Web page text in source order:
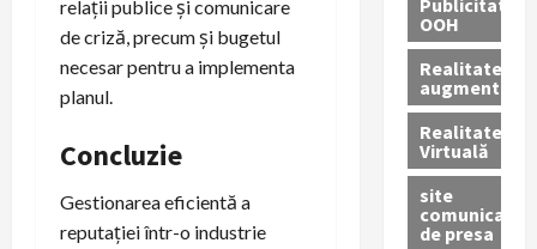
relații publice și comunicare
de criză, precum și bugetul
necesar pentru a implementa
planul.
Concluzie
Gestionarea eficientă a
reputației într-o industrie
OOH
Realitatea
augmentată
Realitatea
Virtuală
site
comunicate
de presa